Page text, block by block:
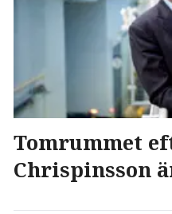
Tomrummet
Chrispinsson